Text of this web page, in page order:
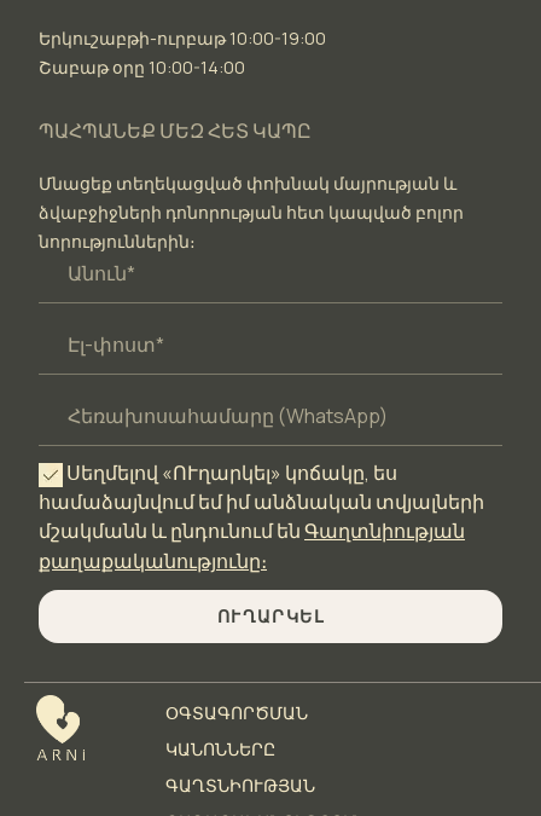
Երկուշաբթի-ուրբաթ 10:00-19:00
Շաբաթ օրը 10:00-14:00
ՊԱՀՊԱՆԵՔ ՄԵԶ ՀԵՏ ԿԱՊԸ
Մնացեք տեղեկացված փոխնակ մայրության և
ձվաբջիջների դոնորության հետ կապված բոլոր
նորություններին։
Սեղմելով «ՈՒղարկել» կոճակը, ես
համաձայնվում եմ իմ անձնական տվյալների
մշակմանն և ընդունում են Գաղտնիության
քաղաքականությունը։
ՈՒՂԱՐԿԵԼ
ՕԳՏԱԳՈՐԾՄԱՆ
ԿԱՆՈՆՆԵՐԸ
ԳԱՂՏՆԻՈՒԹՅԱՆ